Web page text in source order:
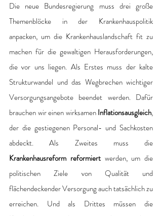
Die neue Bundesregierung muss drei große
Themenblöcke in der Krankenhauspolitik
anpacken, um die Krankenhauslandschaft fit zu
machen für die gewaltigen Herausforderungen,
die vor uns liegen. Als Erstes muss der kalte
Strukturwandel und das Wegbrechen wichtiger
Versorgungsangebote beendet werden. Dafür
brauchen wir einen wirksamen Inflationsausgleich,
der die gestiegenen Personal- und Sachkosten
Krankenhausreform reformiert werden, um die
politischen Ziele von Qualität und
flächendeckender Versorgung auch tatsächlich zu
erreichen. Und als Drittes müssen die